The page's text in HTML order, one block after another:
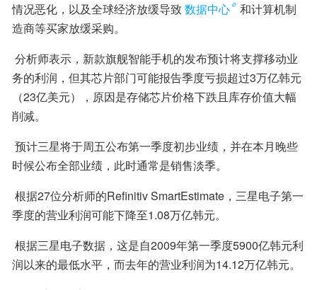
情况恶化，以及全球经济放缓导致数据中心
和计算机制
造商等买家放缓采购。
务的利润，但其芯片部门可能报告季度亏损超过3万亿韩元
（23亿美元），原因是存储芯片价格下跌且库存价值大幅
削减。
时候公布全部业绩，此时通常是销售淡季。
季度的营业利润可能下降至1.08万亿韩元。
润以来的最低水平，而去年的营业利润为14.12万亿韩元。